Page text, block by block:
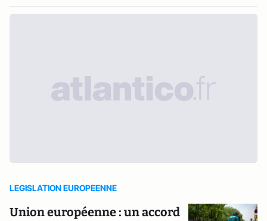
LEGISLATION EUROPEENNE
Union européenne : un accord